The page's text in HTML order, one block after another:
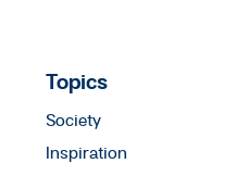
Topics
Society
Inspiration